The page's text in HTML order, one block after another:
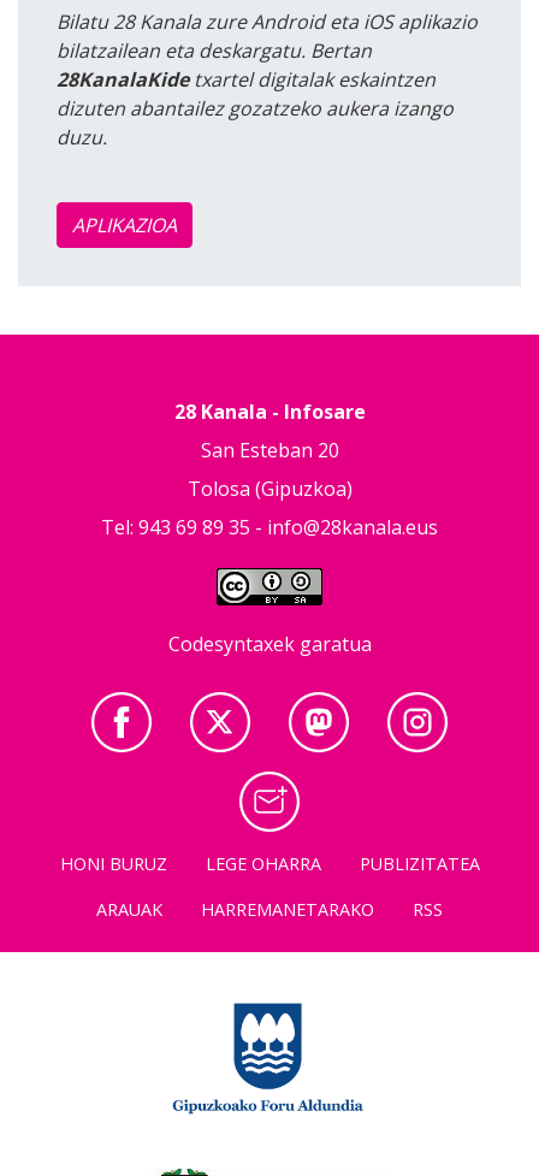
Bilatu 28 Kanala zure Android eta iOS aplikazio
bilatzailean eta deskargatu. Bertan
28KanalaKidetxartel digitalak eskaintzen
dizuten abantailez gozatzeko aukera izango
duzu.
APLIKAZIOA
28 Kanala - Infosare
San Esteban 20
Tolosa (Gipuzkoa)
Tel: 943 69 89 35 - info@28kanala.eus
Codesyntaxek garatua
HONI BURUZ LEGE OHARRA
PUBLIZITATEA
ARAUAK
HARREMANETARAKO RSS